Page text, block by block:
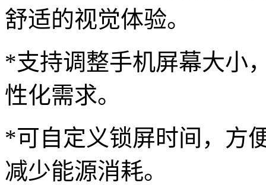
舒适的视觉体验。
*支持调整手机屏幕大小
性化需求。
*可自定义锁屏时间，方
减少能源消耗。